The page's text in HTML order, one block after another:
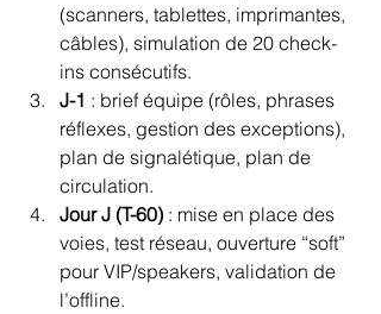
(scanners, tablettes, imprimantes,
câbles), simulation de 20 check-
ins consécutifs.
J-1 : brief équipe (rôles, phrases
réflexes, gestion des exceptions),
plan de signalétique, plan de
circulation.
Jour J (T-60) : mise en place des
voies, test réseau, ouverture “soft”
pour VIP/speakers, validation de
l’offline.